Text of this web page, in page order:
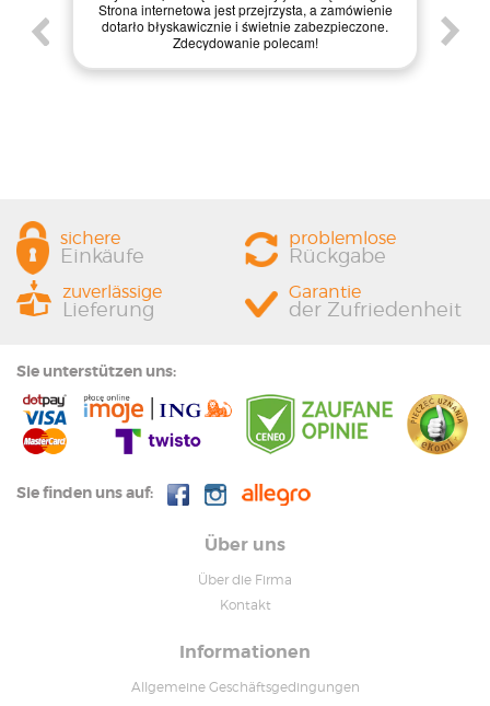
Strona internetowa jest przejrzysta, a zamówienie
dotarło błyskawicznie i świetnie zabezpieczone.
Zdecydowanie polecam!
sichere
Einkäufe
problemlose
Rückgabe
zuverlässige
Lieferung
Garantie
der Zufriedenheit
Sie unterstützen uns:
Sie finden uns auf:
Über uns
Über die Firma
Kontakt
Informationen
Allgemeine Geschäftsgedingungen